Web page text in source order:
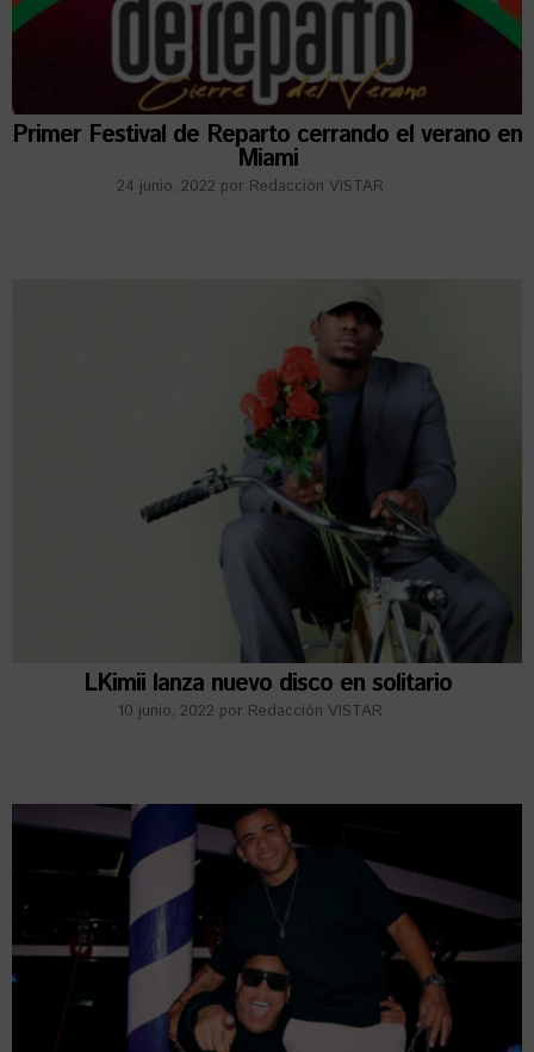
Primer Festival de Reparto cerrando el verano en
Miami
24 junio, 2022 por Redacción VISTAR
LKimii lanza nuevo disco en solitario
10 junio, 2022 por Redacción VISTAR